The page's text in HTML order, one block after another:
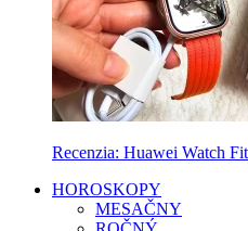
Recenzia: Huawei Watch
HOROSKOPY
MESAČNY